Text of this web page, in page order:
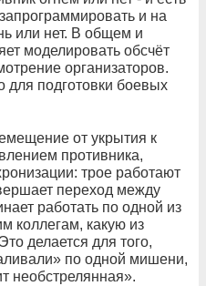
и на
или нет. В общем и
моделировать обсчёт
организаторов.
подготовки боевых
от укрытия к
противника,
трое работают
переход между
работать по одной из
коллегам, какую из
делается для того,
по одной мишени,
необстрелянная».